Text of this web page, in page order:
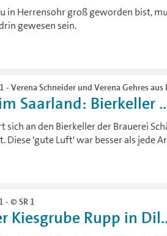
in Herrensohr groß geworden bist,
gewesen sein.
Verena Schneider und Verena Gehres
Saarland: Bierkeller
an den Bierkeller der Brauerei
'gute Luft' war besser als jede
- © SR 1
Kiesgrube Rupp in